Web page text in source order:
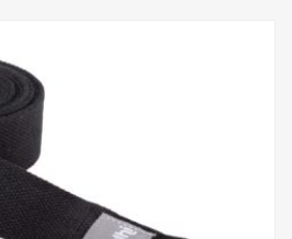
ПРИДБАТИ
Add to Wishlist